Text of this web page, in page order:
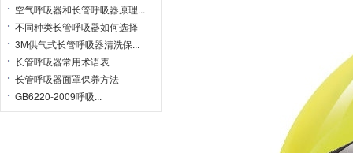
空气呼吸器和长管呼吸器原理...
不同种类长管呼吸器如何选择
3M供气式长管呼吸器清洗保...
长管呼吸器常用术语表
长管呼吸器面罩保养方法
GB6220-2009呼吸...